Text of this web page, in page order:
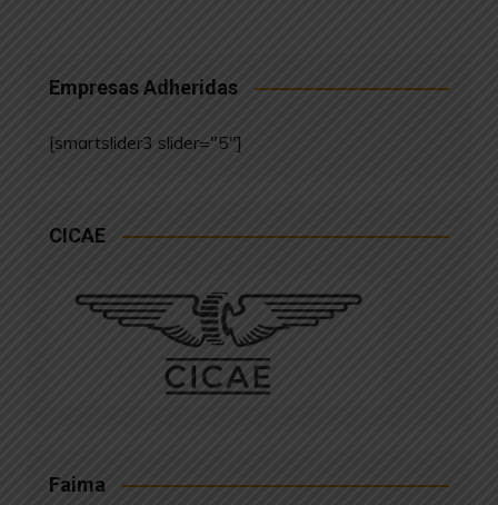
Empresas Adheridas
[smartslider3 slider="5"]
CICAE
Faima